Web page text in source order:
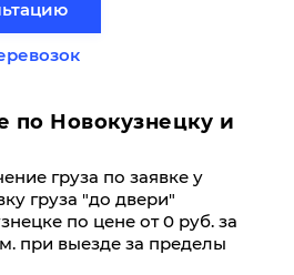
по Новокузнецку и
груза по заявке у
груза "до двери"
по цене от 0 руб. за
при выезде за пределы